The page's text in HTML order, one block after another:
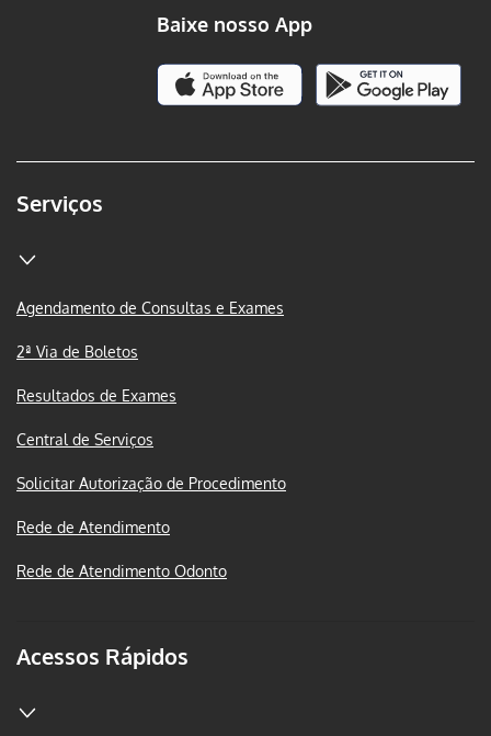
Serviços
Agendamento de Consultas e Exames
2ª Via de Boletos
Resultados de Exames
Central de Serviços
Solicitar Autorização de Procedimento
Rede de Atendimento
Rede de Atendimento Odonto
Acessos Rápidos
Baixe nosso App